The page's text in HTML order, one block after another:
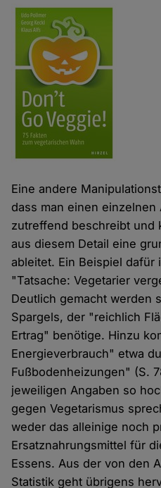
Eine andere
dass man einen einzelnen
zutreffend beschreibt und
aus diesem Detail eine
ableitet. Ein Beispiel dafür
"Tatsache: Vegetarier
Deutlich gemacht werden
Spargels, der "reichlich
Ertrag" benötige. Hinzu
Energieverbrauch" etwa
Fußbodenheizungen" (S.
jeweiligen Angaben so
gegen Vegetarismus
weder das alleinige noch
Ersatznahrungsmittel für
Essens. Aus der von den
Statistik geht übrigens